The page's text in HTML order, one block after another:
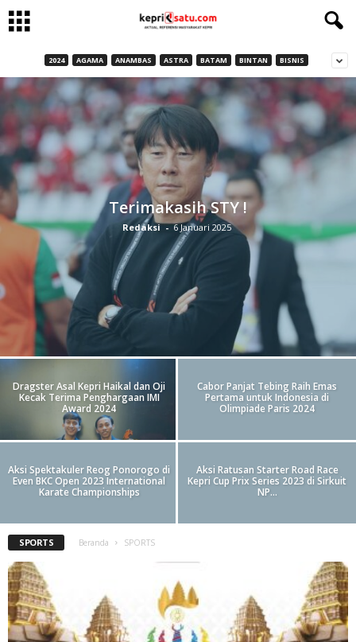
2024 AGAMA ANAMBAS ASTRA BATAM BINTAN BISNIS
Terimakasih STY !
Redaksi - 6 Januari 2025
Dragster Asal Kepri Haikal dan Oji
Kecak Terima Penghargaan IMI
Award 2024
Cabor Panjat Tebing Raih Emas
Pertama untuk Indonesia di
Olimpiade Paris 2024
Aksi Spektakuler Reog Ponorogo di
Even BKC Open 2023 International
Karate Championships
Aksi Ratusan Starter Road Race
Kepri Cup Prix Series 2023 di Sirkuit
NP...
SPORTS Beranda SPORTS